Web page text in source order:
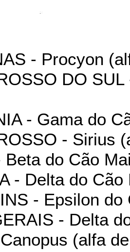
- Procyon
DO
- Gama do
- Sirius
Beta do Cão
- Delta do
- Epsilon
- Delta
(alfa